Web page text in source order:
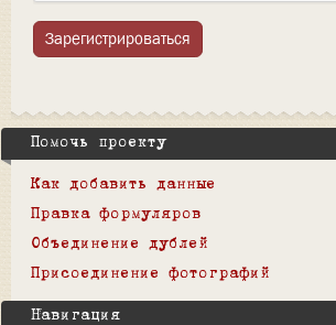
Зарегистрироваться
Помочь проекту
Как добавить данные
Правка формуляров
Объединение дублей
Присоединение фотографий
Навигация